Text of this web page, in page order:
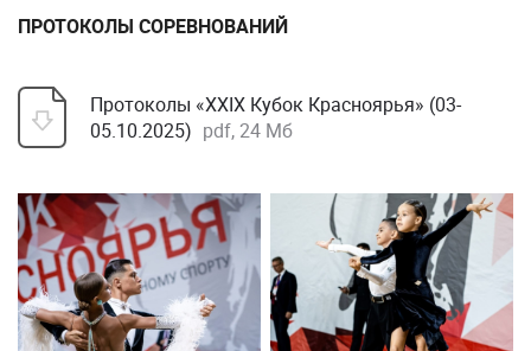
ПРОТОКОЛЫ СОРЕВНОВАНИЙ
Протоколы «XXIX Кубок Красноярья» (03-
05.10.2025) pdf, 24 Мб